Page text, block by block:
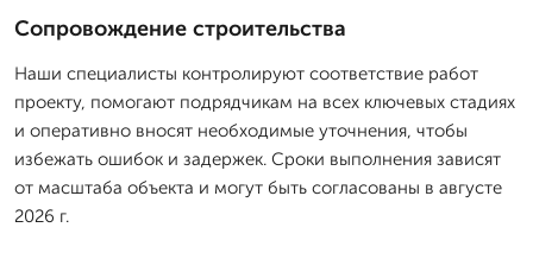
Сопровождение строительства
Наши специалисты контролируют соответствие работ
проекту, помогают подрядчикам на всех ключевых стадиях
и оперативно вносят необходимые уточнения, чтобы
избежать ошибок и задержек. Сроки выполнения зависят
от масштаба объекта и могут быть согласованы в августе
2026 г.